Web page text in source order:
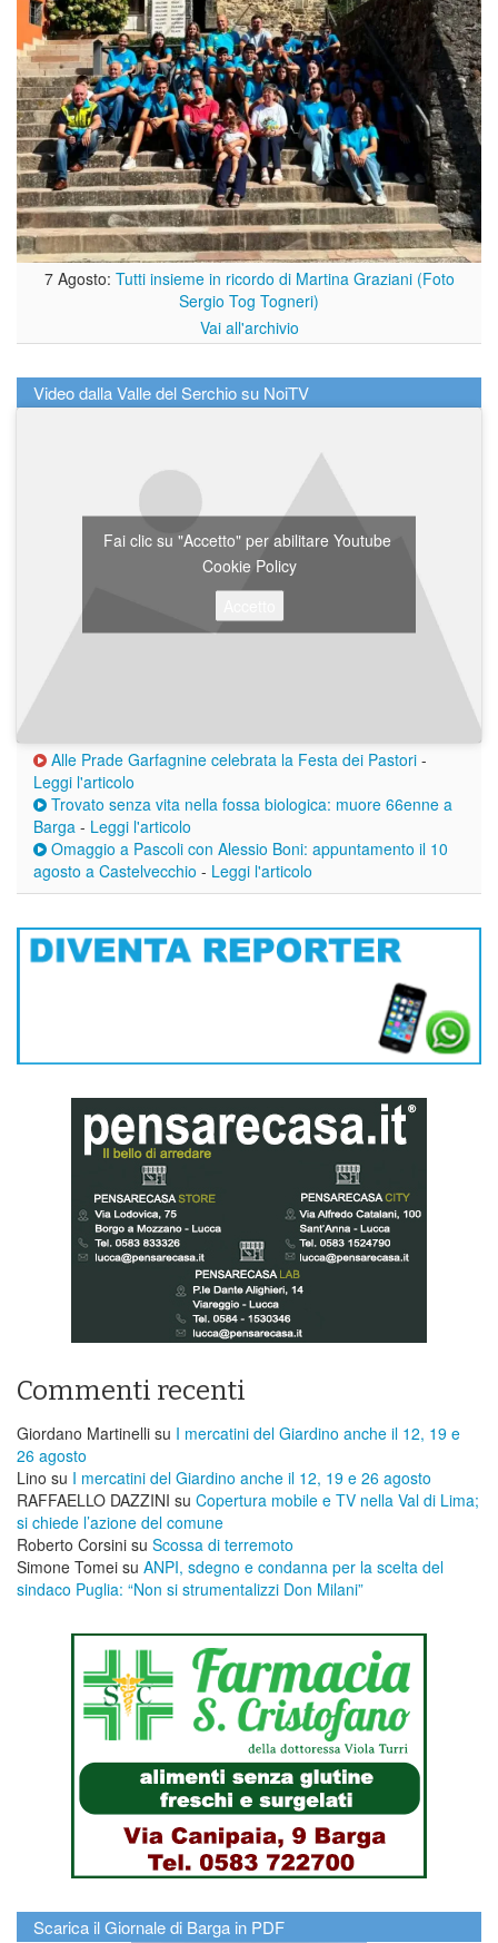
7 Agosto: Tutti insieme in ricordo di Martina Graziani (Foto
Sergio Tog Togneri)
Vai all'archivio
Video dalla Valle del Serchio su NoiTV
Fai clic su "Accetto" per abilitare Youtube
Cookie Policy
Alle Prade Garfagnine celebrata la Festa dei Pastori -
Leggi l'articolo
Trovato senza vita nella fossa biologica: muore 66enne a
Barga - Leggi l'articolo
Omaggio a Pascoli con Alessio Boni: appuntamento il 10
agosto a Castelvecchio - Leggi l'articolo
Commenti recenti
Giordano Martinelli su I mercatini del Giardino anche il 12, 19 e
26 agosto
Lino su I mercatini del Giardino anche il 12, 19 e 26 agosto
RAFFAELLO DAZZINI su ​Copertura mobile e TV nella Val di Lima;
si chiede l’azione del comune
Roberto Corsini su Scossa di terremoto
Simone Tomei su ANPI, sdegno e condanna per la scelta del
sindaco Puglia: “Non si strumentalizzi Don Milani”
Scarica il Giornale di Barga in PDF